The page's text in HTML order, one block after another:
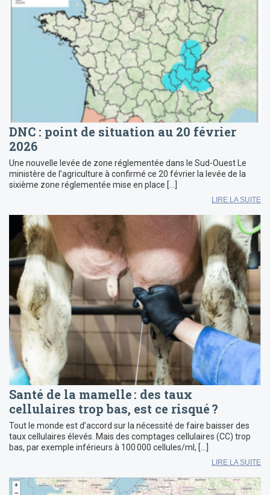
DNC : point de situation au 20 février
2026
Une nouvelle levée de zone réglementée dans le Sud-Ouest Le
ministère de l’agriculture à confirmé ce 20 février la levée de la
sixième zone réglementée mise en place […]
LIRE LA SUITE
Santé de la mamelle : des taux
cellulaires trop bas, est ce risqué ?
Tout le monde est d’accord sur la nécessité de faire baisser des
taux cellulaires élevés. Mais des comptages cellulaires (CC) trop
bas, par exemple inférieurs à 100 000 cellules/ml, […]
LIRE LA SUITE